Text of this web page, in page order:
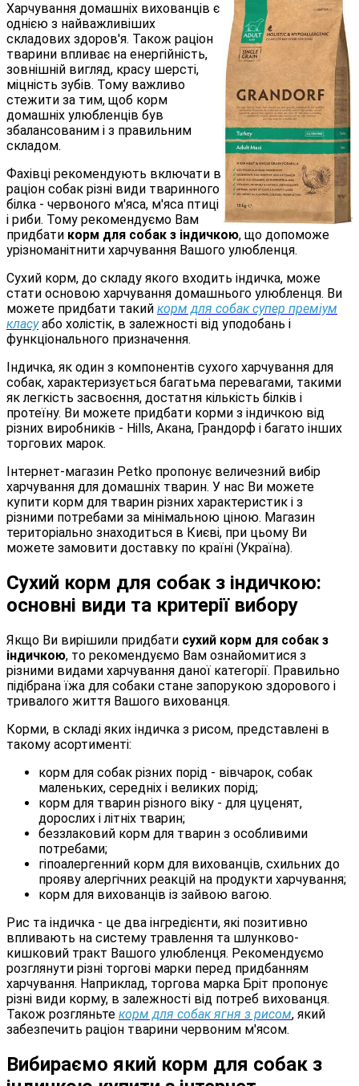
Харчування домашніх вихованців є
однією з найважливіших
складових здоров'я. Також раціон
тварини впливає на енергійність,
зовнішній вигляд, красу шерсті,
міцність зубів. Тому важливо
стежити за тим, щоб корм
домашніх улюбленців був
збалансованим і з правильним
складом.
Фахівці рекомендують включати в
раціон собак різні види тваринного
білка - червоного м'яса, м'яса птиці
і риби. Тому рекомендуємо Вам
придбати корм для собак з індичкою, що допоможе
урізноманітнити харчування Вашого улюбленця.
Сухий корм, до складу якого входить індичка, може
стати основою харчування домашнього улюбленця. Ви
можете придбати такий корм для собак супер преміум
класуабо холістік, в залежності від уподобань і
функціонального призначення.
Індичка, як один з компонентів сухого харчування для
собак, характеризується багатьма перевагами, такими
як легкість засвоєння, достатня кількість білків і
протеїну. Ви можете придбати корми з індичкою від
різних виробників - Hills, Акана, Грандорф і багато інших
торгових марок.
Інтернет-магазин Petko пропонує величезний вибір
харчування для домашніх тварин. У нас Ви можете
купити корм для тварин різних характеристик і з
різними потребами за мінімальною ціною. Магазин
територіально знаходиться в Києві, при цьому Ви
можете замовити доставку по країні (Україна).
Сухий корм для собак з індичкою:
основні види та критерії вибору
Якщо Ви вирішили придбати сухий корм для собак з
індичкою, то рекомендуємо Вам ознайомитися з
різними видами харчування даної категорії. Правильно
підібрана їжа для собаки стане запорукою здорового і
тривалого життя Вашого вихованця.
Корми, в складі яких індичка з рисом, представлені в
такому асортименті:
корм для собак різних порід - вівчарок, собак
маленьких, середніх і великих порід;
корм для тварин різного віку - для цуценят,
дорослих і літніх тварин;
беззлаковий корм для тварин з особливими
потребами;
гіпоалергенний корм для вихованців, схильних до
прояву алергічних реакцій на продукти харчування;
корм для вихованців із зайвою вагою.
Рис та індичка - це два інгредієнти, які позитивно
впливають на систему травлення та шлунково-
кишковий тракт Вашого улюбленця. Рекомендуємо
розглянути різні торгові марки перед придбанням
харчування. Наприклад, торгова марка Бріт пропонує
різні види корму, в залежності від потреб вихованця.
Також розгляньте корм для собак ягня з рисом, який
забезпечить раціон тварини червоним м'ясом.
Вибираємо який корм для собак з